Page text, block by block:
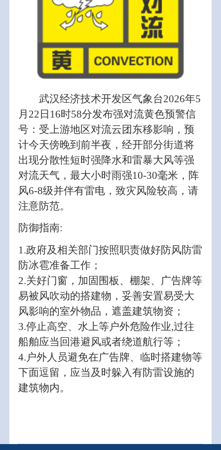
武汉经济技术开发区气象台2026年5
月22日16时58分发布强对流黄色预警信
号：受上游地区对流云团东移影响，预
计今天傍晚到前半夜，经开部分街道将
出现分散性短时强降水和雷暴大风等强
对流天气，最大小时雨强10-30毫米，阵
风6-8级并伴有雷电，致灾风险较高，请
注意防范。
防御指南:
1.政府及相关部门按照职责做好防风防雷
防冰雹准备工作；
2.关好门窗，加固围板、棚架、广告牌等
易被风吹动的搭建物，妥善安置易受大
风影响的室外物品，遮盖建筑物资；
3.停止高空、水上等户外危险作业,过往
船舶应当回港避风或者绕道航行等；
4.户外人员避免在广告牌、临时搭建物等
下面逗留，应当及时躲入有防雷设施的
建筑物内。